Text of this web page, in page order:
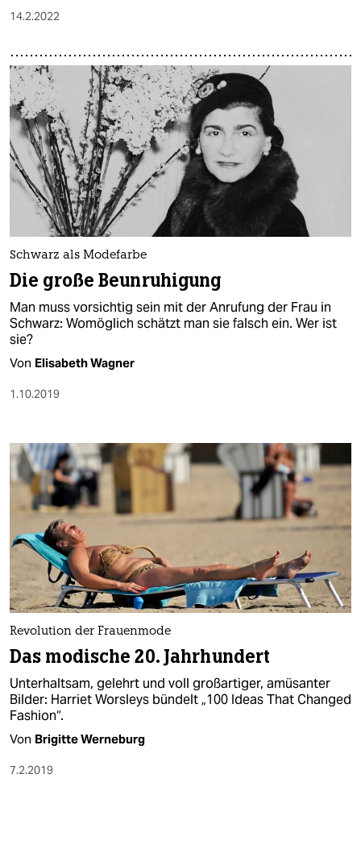
14.2.2022
Schwarz als Modefarbe
Die große Beunruhigung
Man muss vorsichtig sein mit der Anrufung der Frau in
Schwarz: Womöglich schätzt man sie falsch ein. Wer ist
sie?
Von Elisabeth Wagner
1.10.2019
Revolution der Frauenmode
Das modische 20. Jahrhundert
Unterhaltsam, gelehrt und voll großartiger, amüsanter
Bilder: Harriet Worsleys bündelt „100 Ideas That Changed
Fashion“.
Von Brigitte Werneburg
7.2.2019